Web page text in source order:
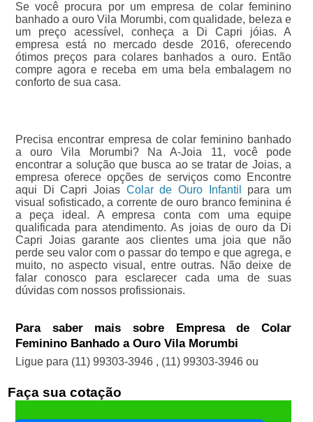
Se você procura por um empresa de colar feminino
banhado a ouro Vila Morumbi, com qualidade, beleza e
um preço acessível, conheça a Di Capri jóias. A
empresa está no mercado desde 2016, oferecendo
ótimos preços para colares banhados a ouro. Então
compre agora e receba em uma bela embalagem no
conforto de sua casa.
Precisa encontrar empresa de colar feminino banhado
a ouro Vila Morumbi? Na A-Joia 11, você pode
encontrar a solução que busca ao se tratar de Joias, a
empresa oferece opções de serviços como Encontre
aqui Di Capri Joias Colar de Ouro Infantil
para um
visual sofisticado, a corrente de ouro branco feminina é
a peça ideal. A empresa conta com uma equipe
qualificada para atendimento. As joias de ouro da Di
Capri Joias garante aos clientes uma joia que não
perde seu valor com o passar do tempo e que agrega, e
muito, no aspecto visual, entre outras. Não deixe de
falar conosco para esclarecer cada uma de suas
dúvidas com nossos profissionais.
Para saber mais sobre Empresa de Colar
Feminino Banhado a Ouro Vila Morumbi
Ligue para (11) 99303-3946 , (11) 99303-3946 ou
Faça sua cotação